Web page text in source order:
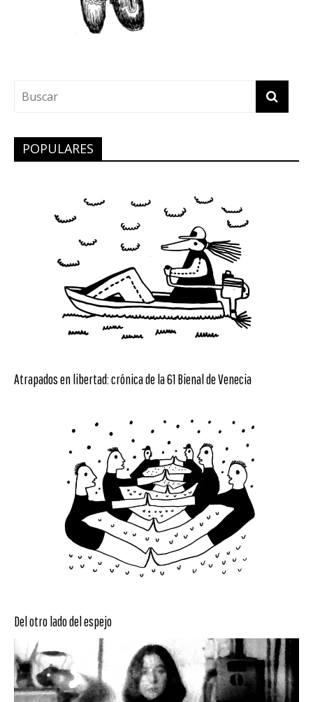
POPULARES
Atrapados en libertad: crónica de la 61 Bienal de Venecia
Del otro lado del espejo